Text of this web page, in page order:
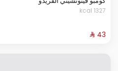
1327 kcal